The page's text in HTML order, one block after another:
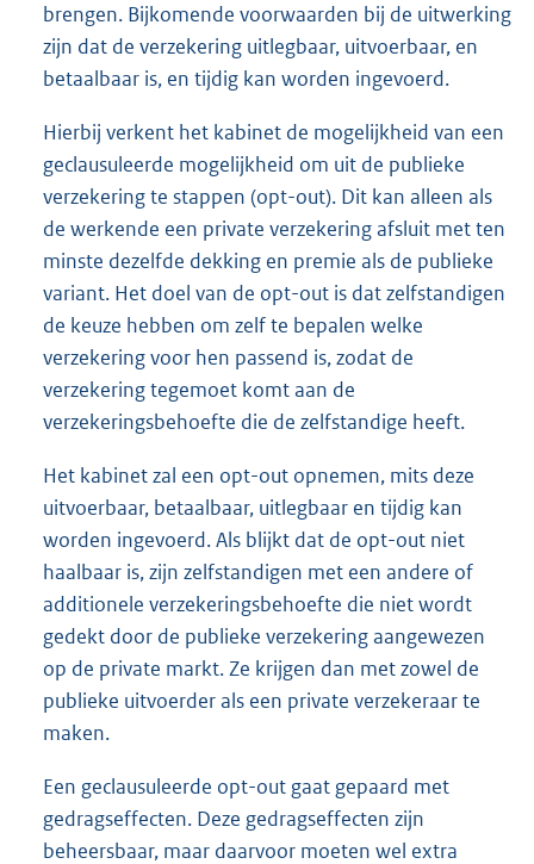
brengen. Bijkomende voorwaarden bij de uitwerking
zijn dat de verzekering uitlegbaar, uitvoerbaar, en
betaalbaar is, en tijdig kan worden ingevoerd.
Hierbij verkent het kabinet de mogelijkheid van een
geclausuleerde mogelijkheid om uit de publieke
verzekering te stappen (opt-out). Dit kan alleen als
de werkende een private verzekering afsluit met ten
minste dezelfde dekking en premie als de publieke
variant. Het doel van de opt-out is dat zelfstandigen
de keuze hebben om zelf te bepalen welke
verzekering voor hen passend is, zodat de
verzekering tegemoet komt aan de
verzekeringsbehoefte die de zelfstandige heeft.
Het kabinet zal een opt-out opnemen, mits deze
uitvoerbaar, betaalbaar, uitlegbaar en tijdig kan
worden ingevoerd. Als blijkt dat de opt-out niet
haalbaar is, zijn zelfstandigen met een andere of
additionele verzekeringsbehoefte die niet wordt
gedekt door de publieke verzekering aangewezen
op de private markt. Ze krijgen dan met zowel de
publieke uitvoerder als een private verzekeraar te
maken.
Een geclausuleerde opt-out gaat gepaard met
gedragseffecten. Deze gedragseffecten zijn
beheersbaar, maar daarvoor moeten wel extra